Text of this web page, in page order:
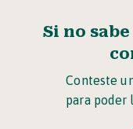
Si no
Conteste
para poder